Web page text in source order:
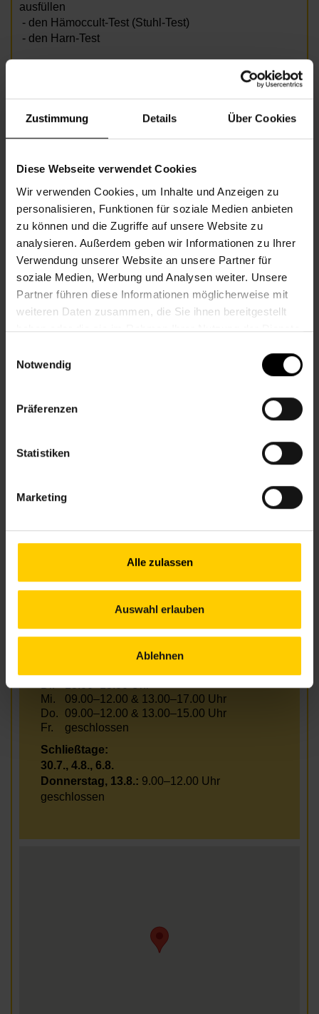
Zustimmung Details Über Cookies
Diese Webseite verwendet Cookies
Wir verwenden Cookies, um Inhalte und Anzeigen zu
personalisieren, Funktionen für soziale Medien anbieten
zu können und die Zugriffe auf unsere Website zu
analysieren. Außerdem geben wir Informationen zu Ihrer
Verwendung unserer Website an unsere Partner für
soziale Medien, Werbung und Analysen weiter. Unsere
Partner führen diese Informationen möglicherweise mit
weiteren Daten zusammen, die Sie ihnen bereitgestellt
haben oder die sie im Rahmen Ihrer Nutzung der Dienste
Notwendig
Präferenzen
Statistiken
Marketing
Alle zulassen
Auswahl erlauben
Ablehnen
ausfüllen
- den Hämoccult-Test (Stuhl-Test)
- den Harn-Test
Terminvereinbarung unter +43 1 512 36 61-3300 oder
nbz6@wiener.hilfswerk.at
Informationen zur Veranstaltung
Beginn Montag, 20.10.2025,9.00 - 13.00
Veranstalter Nachbarschaftszentrum 06
NACHBARSCHAFTSZENTRUM 06
Kontakt
6., Bürgerspitalgasse 4-6
nbz6@wiener.hilfswerk.at
U6 – Gumpendorfer Straße
6, 18 – Mariahilfer Gürtel
Öffnungszeiten
Di.
13.00–15.00 Uhr
Mi.
09.00–12.00 & 13.00–17.00 Uhr
Do.
09.00–12.00 & 13.00–15.00 Uhr
Fr.
geschlossen
Schließtage:
30.7., 4.8., 6.8.
Donnerstag, 13.8.: 9.00–12.00 Uhr
geschlossen